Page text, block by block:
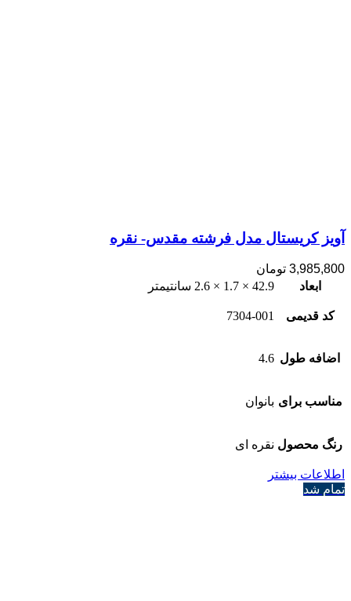
آویز کریستال مدل فرشته مقدس- نقره
3,985,800 تومان
ابعاد
42.9 × 1.7 × 2.6 سانتیمتر
کد قدیمی 7304-001
اضافه طول 4.6
مناسب برای بانوان
رنگ محصول نقره ای
اطلاعات بیشتر
تمام شد